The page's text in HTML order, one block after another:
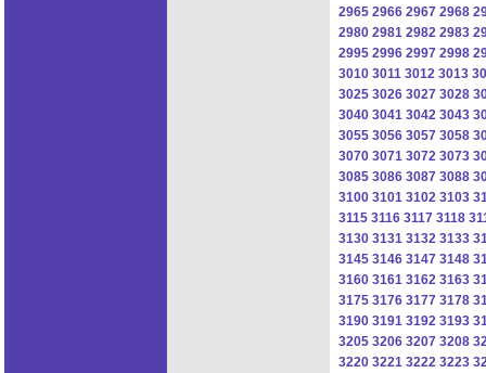
2965 2966 2967 2968
2980 2981 2982 2983
2995 2996 2997 2998
3010 3011 3012 3013
3025 3026 3027 3028
3040 3041 3042 3043
3055 3056 3057 3058
3070 3071 3072 3073
3085 3086 3087 3088
3100 3101 3102 3103
3115 3116 3117 3118
3130 3131 3132 3133
3145 3146 3147 3148
3160 3161 3162 3163
3175 3176 3177 3178
3190 3191 3192 3193
3205 3206 3207 3208
3220 3221 3222 3223